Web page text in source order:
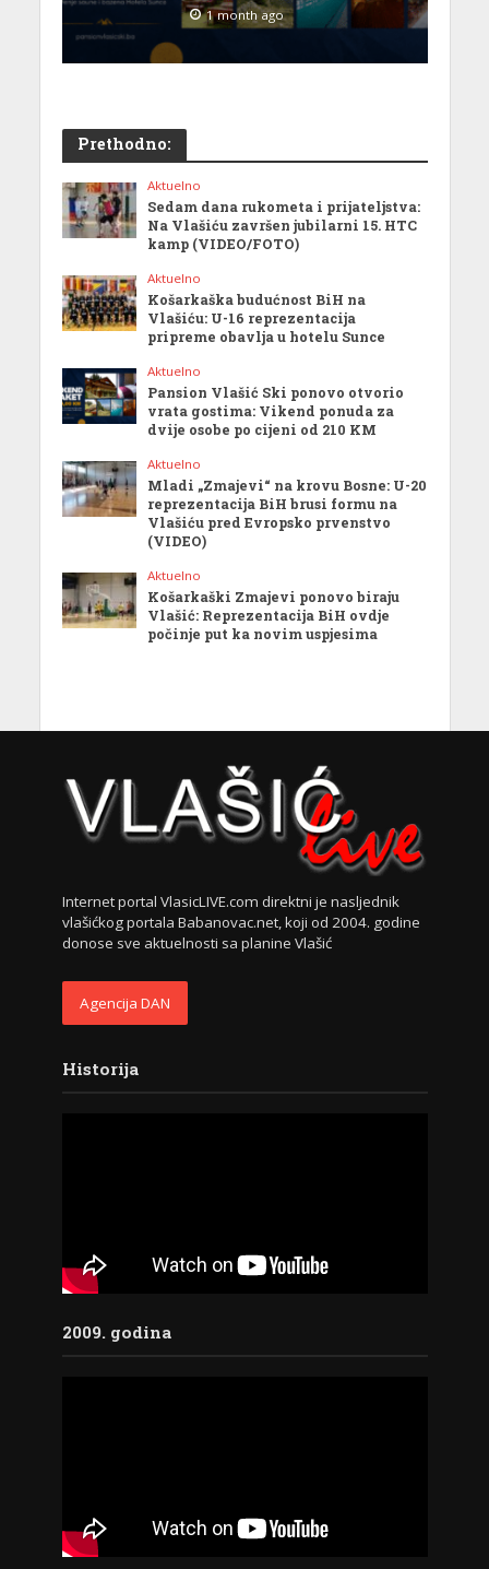
1 month ago
Prethodno:
Aktuelno
Sedam dana rukometa i prijateljstva:
Na Vlašiću završen jubilarni 15. HTC
kamp (VIDEO/FOTO)
Aktuelno
Košarkaška budućnost BiH na
Vlašiću: U-16 reprezentacija
pripreme obavlja u hotelu Sunce
Aktuelno
Pansion Vlašić Ski ponovo otvorio
vrata gostima: Vikend ponuda za
dvije osobe po cijeni od 210 KM
Aktuelno
Mladi „Zmajevi“ na krovu Bosne: U-20
reprezentacija BiH brusi formu na
Vlašiću pred Evropsko prvenstvo
(VIDEO)
Aktuelno
Košarkaški Zmajevi ponovo biraju
Vlašić: Reprezentacija BiH ovdje
počinje put ka novim uspjesima
Internet portal VlasicLIVE.com direktni je nasljednik
vlašićkog portala Babanovac.net, koji od 2004. godine
donose sve aktuelnosti sa planine Vlašić
Agencija DAN
Historija
2009. godina